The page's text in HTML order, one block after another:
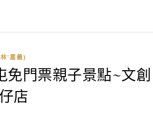
'嘉義)
免門票親子景點~文創
店